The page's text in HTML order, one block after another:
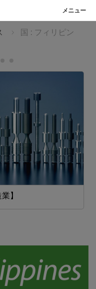
国 : フィリピン
】